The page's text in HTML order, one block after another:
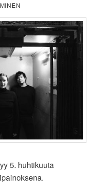
5. huhtikuuta